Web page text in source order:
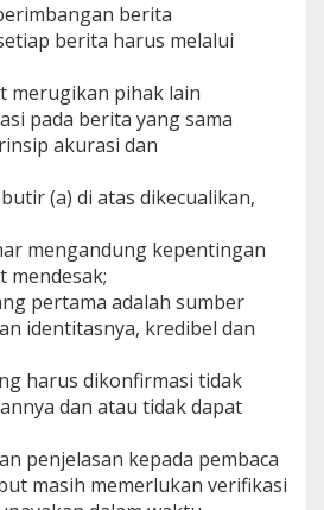
berita
berita harus melalui
merugikan pihak lain
pada berita yang sama
akurasi dan
(a) di atas dikecualikan,
mengandung kepentingan
mendesak;
pertama adalah sumber
identitasnya, kredibel dan
harus dikonfirmasi tidak
dan atau tidak dapat
penjelasan kepada pembaca
masih memerlukan verifikasi